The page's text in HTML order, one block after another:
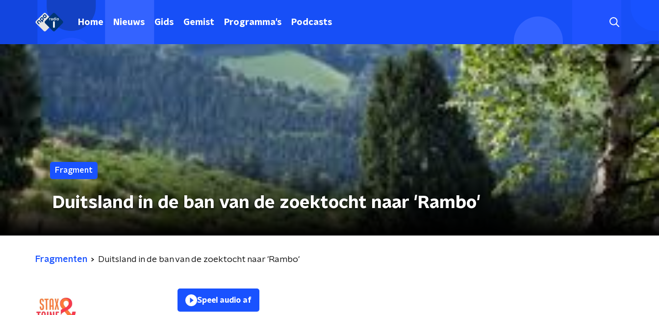
Home Nieuws Gids Gemist Programma's Podcasts
Fragment
Duitsland in de ban van de zoektocht naar 'Rambo'
Fragmenten Duitsland in de ban van de zoektocht naar 'Rambo'
Speel audio af